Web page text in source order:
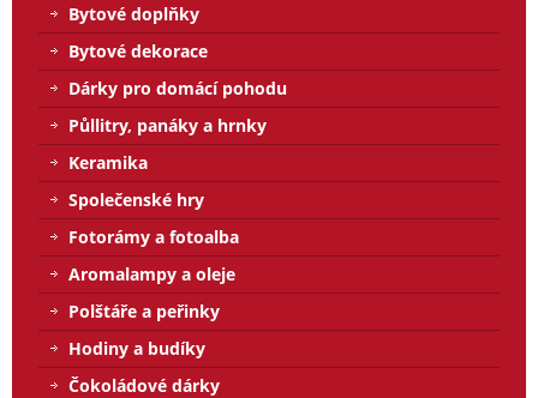
Bytové doplňky
Bytové dekorace
Dárky pro domácí pohodu
Půllitry, panáky a hrnky
Keramika
Společenské hry
Fotorámy a fotoalba
Aromalampy a oleje
Polštáře a peřinky
Hodiny a budíky
Čokoládové dárky